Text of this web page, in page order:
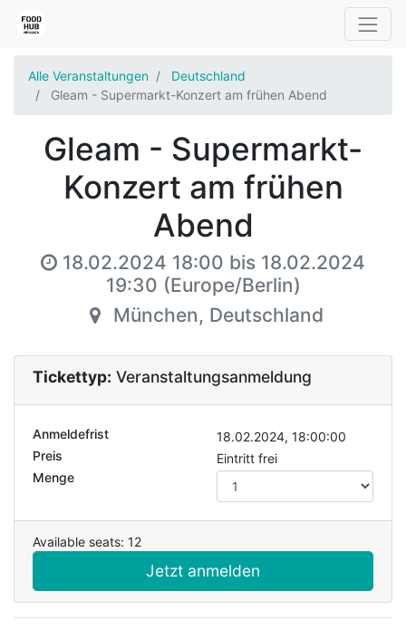
Alle Veranstaltungen
Deutschland
Gleam - Supermarkt-Konzert am frühen Abend
Gleam - Supermarkt-
Konzert am frühen
Abend
18.02.2024 18:00 bis 18.02.2024
19:30 (Europe/Berlin)
München, Deutschland
Tickettyp: Veranstaltungsanmeldung
Anmeldefrist
18.02.2024, 18:00:00
Preis
Eintritt frei
Menge
Available seats: 12
Jetzt anmelden